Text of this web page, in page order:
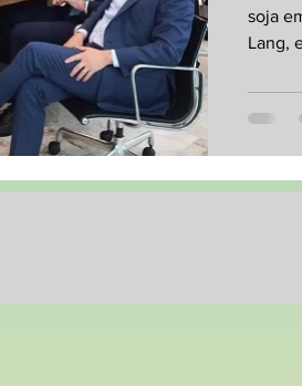
soja
Lang,